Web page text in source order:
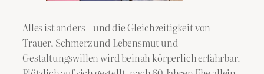
Alles ist anders – und die Gleichzeitigkeit von
Trauer, Schmerz und Lebensmut und
Gestaltungswillen wird beinah körperlich erfahrbar.